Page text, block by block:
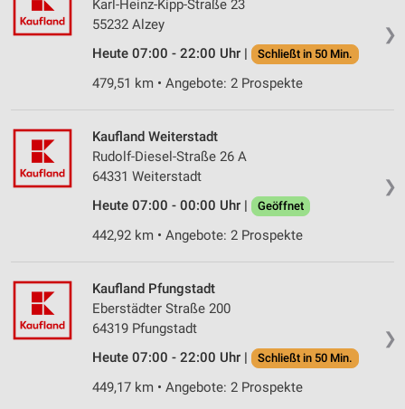
❯
Karl-Heinz-Kipp-Straße 23
55232 Alzey
Heute 07:00 - 22:00 Uhr |
Schließt in 50 Min.
479,51 km • Angebote: 2 Prospekte
❯
Kaufland Weiterstadt
Rudolf-Diesel-Straße 26 A
64331 Weiterstadt
Heute 07:00 - 00:00 Uhr |
Geöffnet
442,92 km • Angebote: 2 Prospekte
❯
Kaufland Pfungstadt
Eberstädter Straße 200
64319 Pfungstadt
Heute 07:00 - 22:00 Uhr |
Schließt in 50 Min.
449,17 km • Angebote: 2 Prospekte